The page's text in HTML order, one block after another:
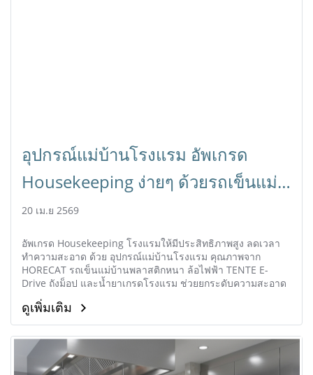
อุปกรณ์แม่บ้านโรงแรม อัพเกรด
Housekeeping ง่ายๆ ด้วยรถเข็นแม่
บ้านคุณภาพ | HORECAT
20 เม.ย 2569
อัพเกรด Housekeeping โรงแรมให้มีประสิทธิภาพสูง ลดเวลา
ทำความสะอาด ด้วย อุปกรณ์แม่บ้านโรงแรม คุณภาพจาก
HORECAT รถเข็นแม่บ้านพลาสติกหนา ล้อไฟฟ้า TENTE E-
Drive ถังม็อป และน้ำยาเกรดโรงแรม ช่วยยกระดับความสะอาด
มาตรฐาน 5 ดาว ลดอาการปวดหลังแม่บ้าน ประหยัดงบระยะยาว
สั่งซื้อวันนี้ รับคำปรึกษาฟรี!
ดูเพิ่มเติม